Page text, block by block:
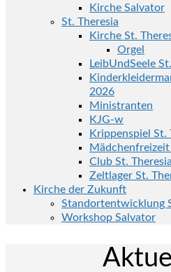
Kirche Salvator
St. Theresia
Kirche St.
Orgel
LeibUndSeele
2026
Ministranten
KJG-w
Krippenspiel St.
Mädchenfreizeit
Club St. Theresia
Zeltlager St.
Kirche der Zukunft
Standortentwicklung
Workshop Salvator